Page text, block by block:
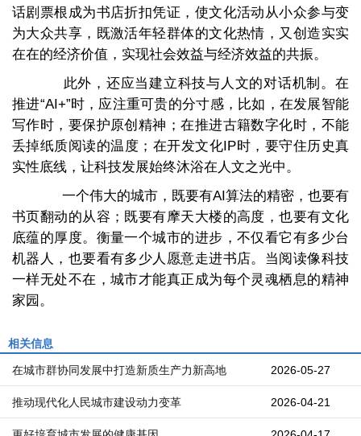
话剧票根成为书店折扣凭证，使文化活动从小众参与变
为大众共享，既激活年轻群体的文化热情，又创造实实
在在的经济价值，实现社会效益与经济效益的共振。
此外，还应当建立科技与人文的对话机制。在
推进“AI+”时，应注重可贵的分寸感，比如，在发展智能
写作时，要保护原创精神；在推进古籍数字化时，不能
丢掉纸质阅读的温度；在开发文化IP时，要守住历史真
实性底线，让科技发展始终沐浴在人文之光中。
一个伟大的城市，既要有AI算法的精密，也要有
书页翻动的从容；既要有摩天大楼的高度，也要有文化
底蕴的厚度。衡量一个城市的进步，不仅看它有多少台
机器人，也要看有多少人愿意走进书店。当阅读像科技
一样无处不在，城市才能真正成为每个灵魂栖息的精神
家园。
相关信息
2026-05-27
在城市群协同发展中打造新质生产力新高地
2026-04-21
推动现代化人民城市建设动力变革